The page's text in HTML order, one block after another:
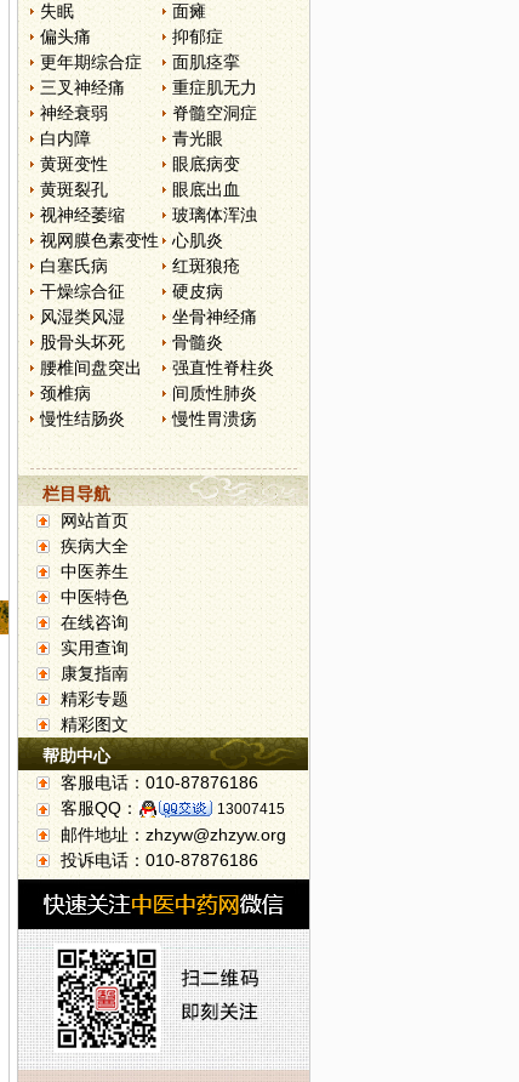
失眠
面瘫
偏头痛
抑郁症
更年期综合症
面肌痉挛
三叉神经痛
重症肌无力
神经衰弱
脊髓空洞症
白内障
青光眼
黄斑变性
眼底病变
黄斑裂孔
眼底出血
视神经萎缩
玻璃体浑浊
视网膜色素变性
心肌炎
白塞氏病
红斑狼疮
干燥综合征
硬皮病
风湿类风湿
坐骨神经痛
股骨头坏死
骨髓炎
腰椎间盘突出
强直性脊柱炎
颈椎病
间质性肺炎
慢性结肠炎
慢性胃溃疡
栏目导航
网站首页
疾病大全
中医养生
中医特色
在线咨询
实用查询
康复指南
精彩专题
精彩图文
帮助中心
客服电话：010-87876186
客服QQ：
13007415
邮件地址：zhzyw@zhzyw.org
投诉电话：010-87876186